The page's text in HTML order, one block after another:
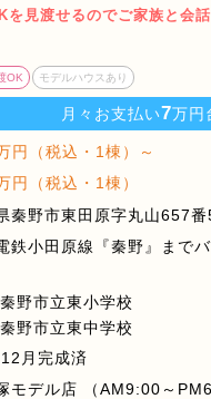
を見渡せるのでご家族と会
OK モデルハウスあり
月々お支払い7万円
円（税込・1棟）～
円（税込・1棟）
秦野市東田原字丸山657
鉄小田原線『秦野』まで
野市立東小学校
野市立東中学校
月完成済
モデル店 （AM9:00～